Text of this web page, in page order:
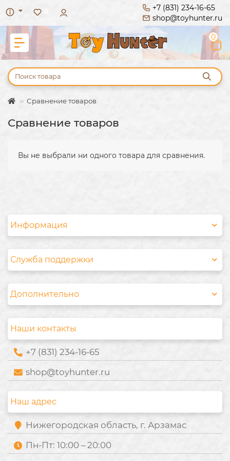
+7 (831) 234-16-65
shop@toyhunter.ru
0
Сравнение товаров
Сравнение товаров
Вы не выбрали ни одного товара для сравнения.
Информация
Служба поддержки
Дополнительно
Наши контакты
+7 (831) 234-16-65
shop@toyhunter.ru
Наш адрес
Нижегородская область, г. Арзамас
Пн-Пт: 10:00 – 20:00